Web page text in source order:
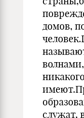
домов,
служат,